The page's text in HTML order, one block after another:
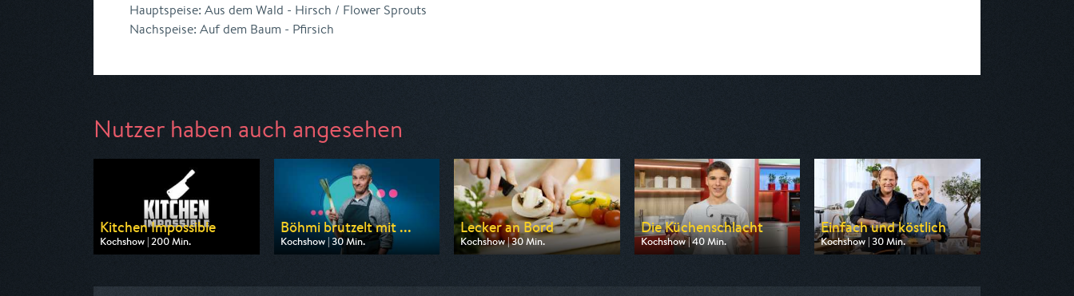
Hauptspeise: Aus dem Wald - Hirsch / Flower Sprouts
Nachspeise: Auf dem Baum - Pfirsich
Nutzer haben auch angesehen
Kitchen Impossible
Kochshow | 200 Min.
Ausgestrahlt von VOX
Böhmi brutzelt mit ...
Kochshow | 30 Min.
Ausgestrahlt von ZDF neo
Lecker an Bord
Kochshow | 30 Min.
Ausgestrahlt von WDR
Die Küchenschlacht
Kochshow | 40 Min.
Ausgestrahlt von ZDF neo
Einfach und köstlich
Kochshow | 30 Min.
Ausgestrahlt von WDR